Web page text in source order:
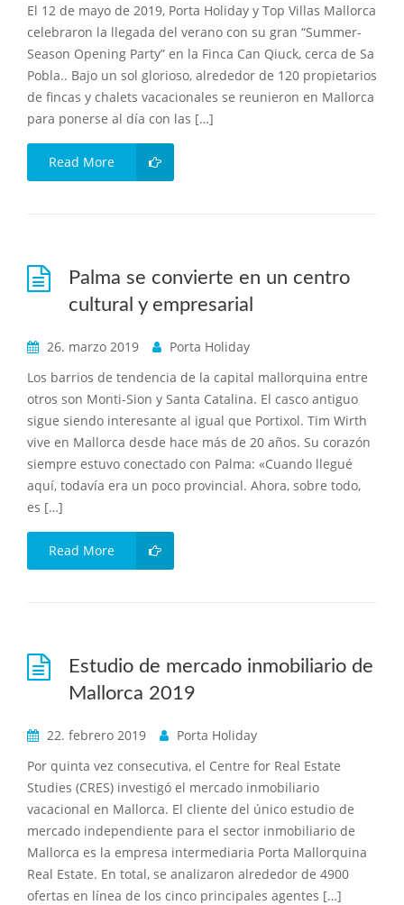
El 12 de mayo de 2019, Porta Holiday y Top Villas Mallorca
celebraron la llegada del verano con su gran “Summer-
Season Opening Party” en la Finca Can Qiuck, cerca de Sa
Pobla.. Bajo un sol glorioso, alrededor de 120 propietarios
de fincas y chalets vacacionales se reunieron en Mallorca
para ponerse al día con las […]
Read More
Palma se convierte en un centro
cultural y empresarial
26. marzo 2019
Porta Holiday
Los barrios de tendencia de la capital mallorquina entre
otros son Monti-Sion y Santa Catalina. El casco antiguo
sigue siendo interesante al igual que Portixol. Tim Wirth
vive en Mallorca desde hace más de 20 años. Su corazón
siempre estuvo conectado con Palma: «Cuando llegué
aquí, todavía era un poco provincial. Ahora, sobre todo,
es […]
Read More
Estudio de mercado inmobiliario de
Mallorca 2019
22. febrero 2019
Porta Holiday
Por quinta vez consecutiva, el Centre for Real Estate
Studies (CRES) investigó el mercado inmobiliario
vacacional en Mallorca. El cliente del único estudio de
mercado independiente para el sector inmobiliario de
Mallorca es la empresa intermediaria Porta Mallorquina
Real Estate. En total, se analizaron alrededor de 4900
ofertas en línea de los cinco principales agentes […]